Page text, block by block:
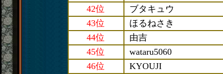
42位
ブタキュウ
43位
ほるねさき
44位
由吉
45位
wataru5060
46位
KYOUJI